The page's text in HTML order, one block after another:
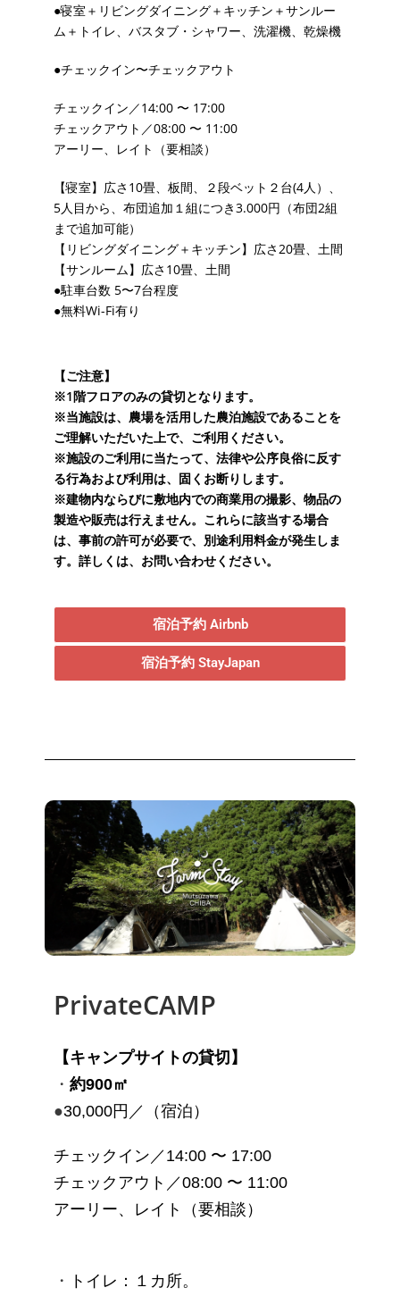
●寝室＋リビングダイニング＋キッチン＋サンルー
ム＋トイレ、バスタブ・シャワー、洗濯機、乾燥機
●チェックイン〜チェックアウト
チェックイン／14:00 〜 17:00
チェックアウト／08:00 〜 11:00
アーリー、レイト（要相談）
【寝室】広さ10畳、板間、２段ベット２台(4人）、
5人目から、布団追加１組につき3.000円（布団2組
まで追加可能）
【リビングダイニング＋キッチン】広さ20畳、土間
【サンルーム】広さ10畳、土間
●駐車台数 5〜7台程度
●無料Wi-Fi有り
【ご注意】
※1階フロアのみの貸切となります。
※当施設は、農場を活用した農泊施設であることを
ご理解いただいた上で、ご利用ください。
※施設のご利用に当たって、法律や公序良俗に反す
る行為および利用は、固くお断りします。
※建物内ならびに敷地内での商業用の撮影、物品の
製造や販売は行えません。これらに該当する場合
は、事前の許可が必要で、別途利用料金が発生しま
す。詳しくは、お問い合わせください。
宿泊予約 Airbnb
宿泊予約 StayJapan
PrivateCAMP
【キャンプサイトの貸切】
・ 約900㎡
●30,000円／（宿泊）
チェックイン／14:00 〜 17:00
チェックアウト／08:00 〜 11:00
アーリー、レイト（要相談）
・ トイレ：１カ所。